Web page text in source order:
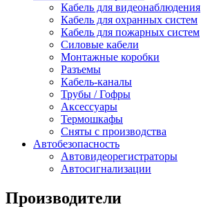
Кабель для видеонаблюдения
Кабель для охранных систем
Кабель для пожарных систем
Силовые кабели
Монтажные коробки
Разъемы
Кабель-каналы
Трубы / Гофры
Аксессуары
Термошкафы
Сняты с производства
Автобезопасность
Автовидеорегистраторы
Автосигнализации
Производители